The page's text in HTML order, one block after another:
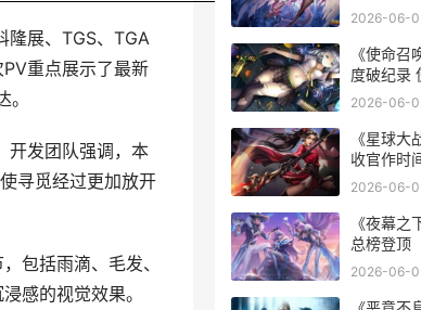
隆展、TGS、TGA
重点展示了最新
开发团队强调，本
寻觅经过更加放开
包括雨滴、毛发、
感的视觉效果。
蝶》已正
2026-06-
《使命召
度破纪录
2026-06-
《星球大
收官作时
球大战绝
2026-06-
《夜幕之
总榜登顶
合学生读
2026-06-